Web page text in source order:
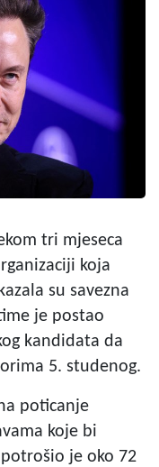
tri mjeseca
koja
su savezna
je postao
kandidata da
5. studenog.
poticanje
koje bi
je oko 72